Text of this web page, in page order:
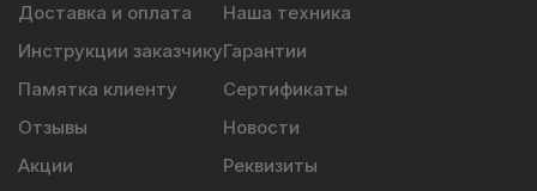
Доставка и оплата
Инструкции заказчику
Памятка клиенту
Отзывы
Акции
Наша техника
Гарантии
Сертификаты
Новости
Реквизиты